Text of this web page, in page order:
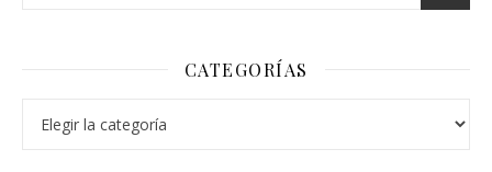
CATEGORÍAS